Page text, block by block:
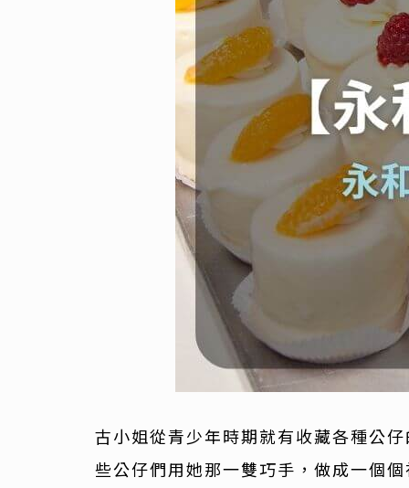
古小姐從青少年時期就有收藏各種公
些公仔們用她那一雙巧手，做成一個